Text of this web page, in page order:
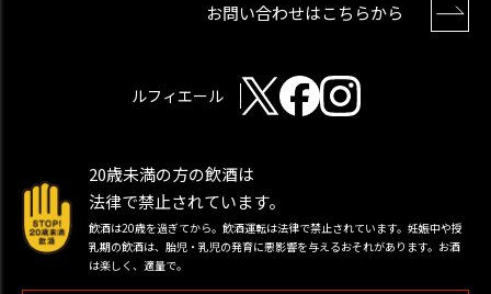
お問い合わせはこちらから
ルフィエール
20歳未満の方の飲酒は
法律で禁止されています。
飲酒は20歳を過ぎてから。飲酒運転は法律で禁止されています。妊娠中や授
乳期の飲酒は、胎児・乳児の発育に悪影響を与えるおそれがあります。お酒
は楽しく、適量で。